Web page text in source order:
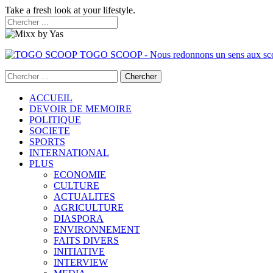
Take a fresh look at your lifestyle.
TOGO SCOOP - Nous redonnons un sens aux
ACCUEIL
DEVOIR DE MEMOIRE
POLITIQUE
SOCIETE
SPORTS
INTERNATIONAL
PLUS
ECONOMIE
CULTURE
ACTUALITES
AGRICULTURE
DIASPORA
ENVIRONNEMENT
FAITS DIVERS
INITIATIVE
INTERVIEW